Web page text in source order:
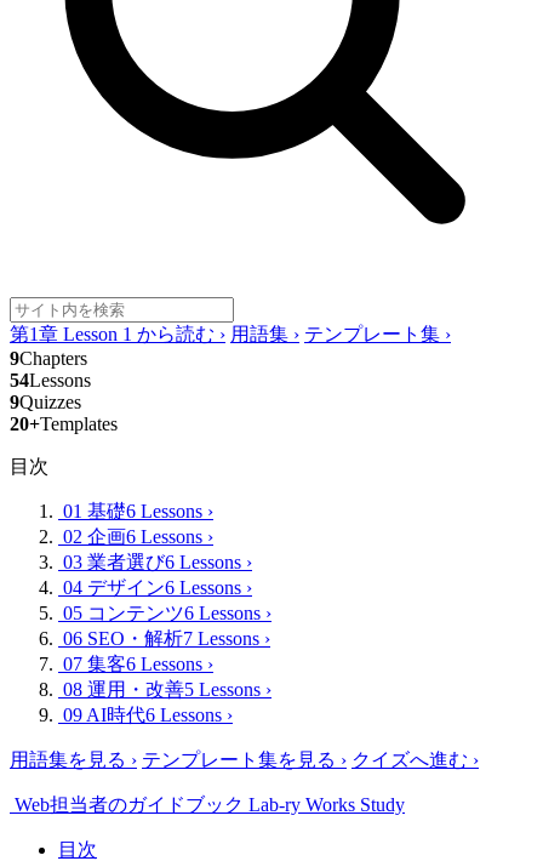
第1章 Lesson 1 から読む › 用語集 › テンプレート集 ›
9Chapters
54Lessons
9Quizzes
20+Templates
目次
01 基礎6 Lessons ›
02 企画6 Lessons ›
03 業者選び6 Lessons ›
04 デザイン6 Lessons ›
05 コンテンツ6 Lessons ›
06 SEO・解析7 Lessons ›
07 集客6 Lessons ›
08 運用・改善5 Lessons ›
09 AI時代6 Lessons ›
用語集を見る › テンプレート集を見る › クイズへ進む ›
Web担当者のガイドブック Lab-ry Works Study
目次